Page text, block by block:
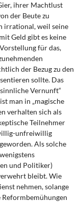
ihrer Machtlust
der Beute zu
irrational, weil seine
Geld gibt es keine
für das,
der Bezug zu den
sollte. Das
Vernunft“
man in „magische
verhalten sich als
Teilnehmer
unfreiwillig
Als solche
und Politiker)
bleibt. Wie
nehmen, solange